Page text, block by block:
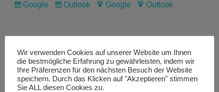
Subscribe
Google
Subscribe
Outlook
Export
Google
Export
Outlook
Livestream
Wir verwenden Cookies auf unserer Website um Ihnen
die bestmögliche Erfahrung zu gewährleisten, indem wir
Ihre Präferenzen für den nächsten Besuch der Website
speichern. Durch das Klicken auf "Akzeptieren" stimmen
Sie ALL diesen Cookies zu.